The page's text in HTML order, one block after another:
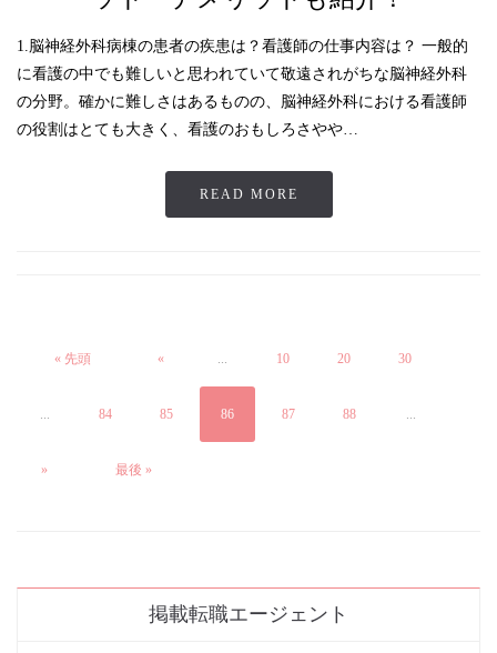
1.脳神経外科病棟の患者の疾患は？看護師の仕事内容は？ 一般的
に看護の中でも難しいと思われていて敬遠されがちな脳神経外科
の分野。確かに難しさはあるものの、脳神経外科における看護師
の役割はとても大きく、看護のおもしろさやや…
READ MORE
« 先頭 « 10 20 30
84 85 86 87 88
» 最後 »
掲載転職エージェント